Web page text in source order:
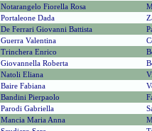
Notarangelo Fiorella Rosa
Portaleone Dada
De Ferrari Giovanni Battista
Guerra Valentina
Trinchera Enrico
Giovannella Roberta
Natoli Eliana
Baire Fabiana
Bandini Pierpaolo
Parodi Gabriella
Mancia Maria Anna